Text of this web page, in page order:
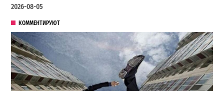
2026-08-05
КОММЕНТИРУЮТ